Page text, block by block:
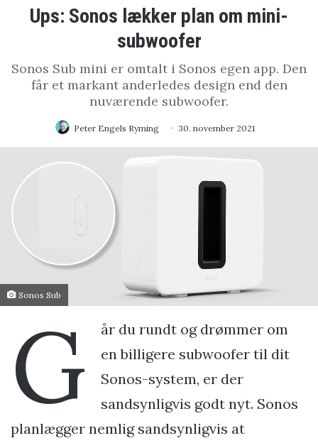
Ups: Sonos lækker plan om mini-
subwoofer
Sonos Sub mini er omtalt i Sonos egen app. Den
får et markant anderledes design end den
nuværende subwoofer.
Peter Engels Ryming 30. november 2021
Sonos Sub
G
år du rundt og drømmer om
en billigere subwoofer til dit
Sonos-system, er der
sandsynligvis godt nyt. Sonos
planlægger nemlig sandsynligvis at